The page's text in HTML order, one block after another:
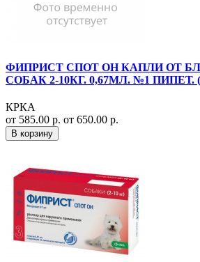
ФИПРИСТ СПОТ ОН КАПЛИ ОТ
СОБАК 2-10КГ. 0,67МЛ. №1 ПИПЕТ.
КРКА
от 585.00 р. от 650.00 р.
В корзину